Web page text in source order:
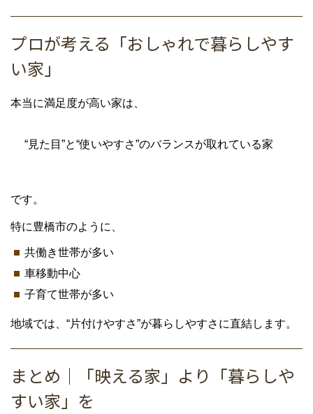
プロが考える「おしゃれで暮らしやす
い家」
本当に満足度が高い家は、
“見た目”と“使いやすさ”のバランスが取れている家
です。
特に豊橋市のように、
共働き世帯が多い
車移動中心
子育て世帯が多い
地域では、“片付けやすさ”が暮らしやすさに直結します。
まとめ｜「映える家」より「暮らしや
すい家」を